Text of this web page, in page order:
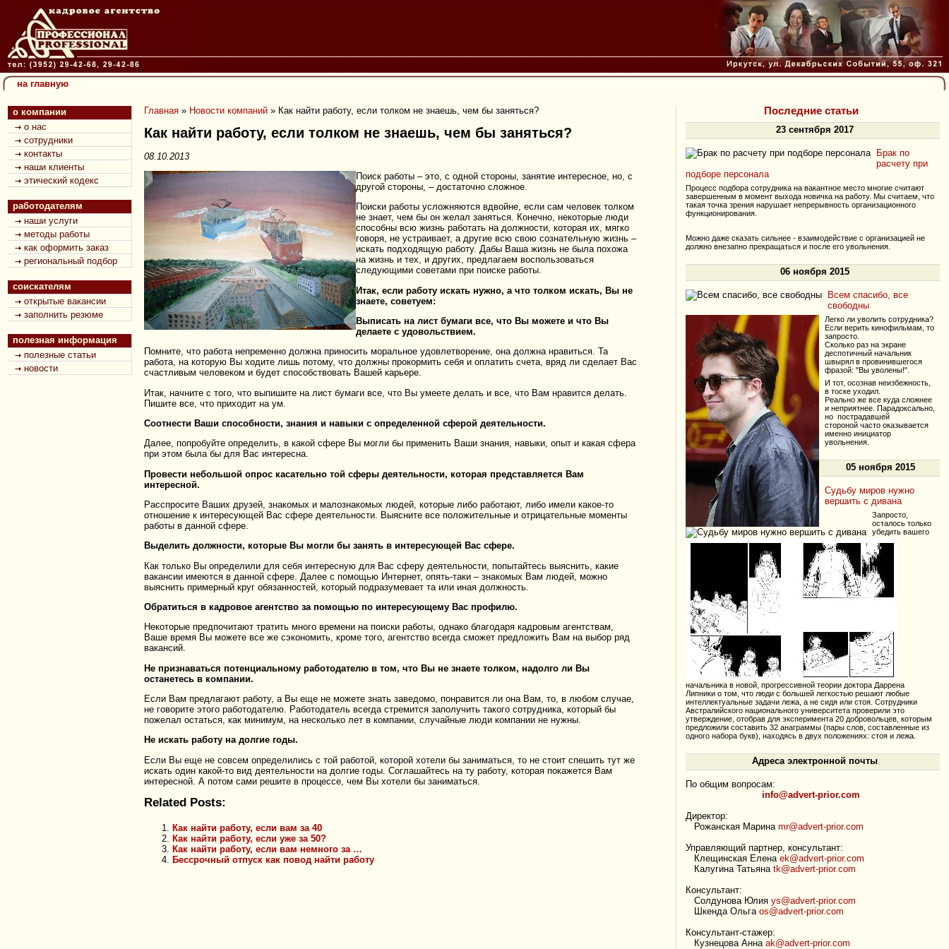
на главную
о компании
о нас
сотрудники
контакты
наши клиенты
этический кодекс
работодателям
наши услуги
методы работы
как оформить заказ
региональный подбор
соискателям
открытые вакансии
заполнить резюме
полезная информация
полезные статьи
новости
Главная» Новости компаний» Как найти работу, если толком не знаешь, чем бы заняться?
Как найти работу, если толком не знаешь, чем бы заняться?
08.10.2013
Поиск работы – это, с одной стороны, занятие интересное, но, с
другой стороны, – достаточно сложное.
Поиски работы усложняются вдвойне, если сам человек толком
не знает, чем бы он желал заняться. Конечно, некоторые люди
способны всю жизнь работать на должности, которая их, мягко
говоря, не устраивает, а другие всю свою сознательную жизнь –
искать подходящую работу. Дабы Ваша жизнь не была похожа
на жизнь и тех, и других, предлагаем воспользоваться
следующими советами при поиске работы.
Итак, если работу искать нужно, а что толком искать, Вы не
знаете, советуем:
Выписать на лист бумаги все, что Вы можете и что Вы
делаете с удовольствием.
Помните, что работа непременно должна приносить моральное удовлетворение, она должна нравиться. Та
работа, на которую Вы ходите лишь потому, что должны прокормить себя и оплатить счета, вряд ли сделает Вас
счастливым человеком и будет способствовать Вашей карьере.
Итак, начните с того, что выпишите на лист бумаги все, что Вы умеете делать и все, что Вам нравится делать.
Пишите все, что приходит на ум.
Соотнести Ваши способности, знания и навыки с определенной сферой деятельности.
Далее, попробуйте определить, в какой сфере Вы могли бы применить Ваши знания, навыки, опыт и какая сфера
при этом была бы для Вас интересна.
Провести небольшой опрос касательно той сферы деятельности, которая представляется Вам
интересной.
Расспросите Ваших друзей, знакомых и малознакомых людей, которые либо работают, либо имели какое-то
отношение к интересующей Вас сфере деятельности. Выясните все положительные и отрицательные моменты
работы в данной сфере.
Выделить должности, которые Вы могли бы занять в интересующей Вас сфере.
Как только Вы определили для себя интересную для Вас сферу деятельности, попытайтесь выяснить, какие
вакансии имеются в данной сфере. Далее с помощью Интернет, опять-таки – знакомых Вам людей, можно
выяснить примерный круг обязанностей, который подразумевает та или иная должность.
Обратиться в кадровое агентство за помощью по интересующему Вас профилю.
Некоторые предпочитают тратить много времени на поиски работы, однако благодаря кадровым агентствам,
Ваше время Вы можете все же сэкономить, кроме того, агентство всегда сможет предложить Вам на выбор ряд
вакансий.
Не признаваться потенциальному работодателю в том, что Вы не знаете толком, надолго ли Вы
останетесь в компании.
Если Вам предлагают работу, а Вы еще не можете знать заведомо, понравится ли она Вам, то, в любом случае,
не говорите этого работодателю. Работодатель всегда стремится заполучить такого сотрудника, который бы
пожелал остаться, как минимум, на несколько лет в компании, случайные люди компании не нужны.
Не искать работу на долгие годы.
Если Вы еще не совсем определились с той работой, которой хотели бы заниматься, то не стоит спешить тут же
искать один какой-то вид деятельности на долгие годы. Соглашайтесь на ту работу, которая покажется Вам
интересной. А потом сами решите в процессе, чем Вы хотели бы заниматься.
Related Posts:
Как найти работу, если вам за 40
Как найти работу, если уже за 50?
Как найти работу, если вам немного за …
Бессрочный отпуск как повод найти работу
Последние статьи
23 сентября 2017
Брак по
расчету при
подборе персонала
Процесс подбора сотрудника на вакантное место многие считают
завершенным в момент выхода новичка на работу. Мы считаем, что
такая точка зрения нарушает непрерывность организационного
функционирования.
Можно даже сказать сильнее - взаимодействие с организацией не
должно внезапно прекращаться и после его увольнения.
06 ноября 2015
Всем спасибо, все
свободны
Легко ли уволить сотрудника?
Если верить кинофильмам, то
запросто.
Сколько раз на экране
деспотичный начальник
швырял в провинившегося
фразой: "Вы уволены!".
И тот, осознав неизбежность,
в тоске уходил.
Реально же все куда сложнее
и неприятнее. Парадоксально,
но пострадавшей
стороной часто оказывается
именно инициатор
увольнения.
05 ноября 2015
Судьбу миров нужно
вершить с дивана
Запросто,
осталось только
убедить вашего
начальника в новой, прогрессивной теории доктора Даррена
Липники о том, что люди с большей легкостью решают любые
интеллектуальные задачи лежа, а не сидя или стоя. Сотрудники
Австралийского национального университета проверили это
утверждение, отобрав для эксперимента 20 добровольцев, которым
предложили составить 32 анаграммы (пары слов, составленные из
одного набора букв), находясь в двух положениях: стоя и лежа.
Адреса электронной почты
По общим вопросам:
info@advert-prior.com
Директор:
Рожанская Маринаmr@advert-prior.com
Управляющий партнер, консультант:
Клещинская Еленаek@advert-prior.com
Калугина Татьянаtk@advert-prior.com
Консультант:
Солдунова Юлияys@advert-prior.com
Шкенда Ольгаos@advert-prior.com
Консультант-стажер:
Кузнецова Аннаak@advert-prior.com